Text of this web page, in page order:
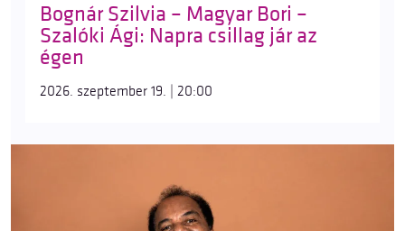
Bognár Szilvia – Magyar Bori –
Szalóki Ági: Napra csillag jár az
égen
2026. szeptember 19. | 20:00